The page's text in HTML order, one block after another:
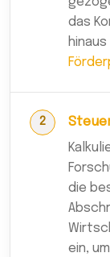
das
die
ein,